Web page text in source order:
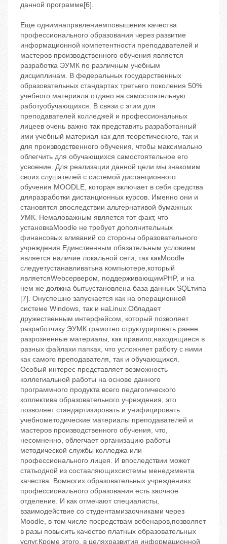
данной программе[6].
Еще однимнаправлениемповышения качества
профессионального образования через развитие
информационной компетентности преподавателей и
мастеров производственного обучения является
разработка ЭУМК по различным учебным
дисциплинам. В федеральных государственных
образовательных стандартах третьего поколения 50%
учебного материала отдано на самостоятельную
работуобучающихся. В связи с этим для
преподавателей колледжей и профессиональных
лицеев очень важно так представить разработанный
ими учебный материал как для теоретического, так и
для производственного обучения, чтобы максимально
облегчить для обучающихся самостоятельное его
усвоение. Для реализации данной цели мы знакомим
своих слушателей с системой дистанционного
обучения MOODLE, которая включает в себя средства
дляразработки дистанционных курсов. Именно они и
становятся впоследствии альтернативой бумажных
УМК. Немаловажным является тот факт, что
установкаMoodle не требует дополнительных
финансовых вливаний со стороны образовательного
учреждения.Единственным обязательным условием
является наличие локальной сети, так какMoodle
следуетустанавливатьна компьютере,который
являетсяWebсервером, поддерживающимPHP, и на
нем же должна бытьустановлена база данных SQLтипа
[7]. Онуспешно запускается как на операционной
системе Windows, так и наLinux.Обладает
дружественным интерфейсом, который позволяет
разработчику ЭУМК грамотно структурировать ранее
разрозненные материалы, как правило,находящиеся в
разных файлахи папках, что усложняет работу с ними
как самого преподавателя, так и обучающихся.
Особый интерес представляет возможность
коллегиальной работы на основе данного
программного продукта всего педагогического
коллектива образовательного учреждения, это
позволяет стандартизировать и унифицировать
учебнометодические материалы преподавателей и
мастеров производственного обучения, что,
несомненно, облегчает организацию работы
методической службы колледжа или
профессионального лицея. И впоследствии может
статьодной из составляющихсистемы менеджмента
качества. Вомногих образовательных учреждениях
профессионального образования есть заочное
отделение. И как отмечают специалисты,
взаимодействие со студентамизаочниками через
Moodle, в том числе посредствам вебенаров,позволяет
в разы повысить качество платных образовательных
услуг.Кроме этого, в целяхразвития информационной